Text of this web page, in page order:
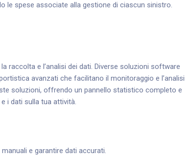
le spese associate alla gestione di ciascun sinistro.
raccolta e l’analisi dei dati. Diverse soluzioni software
avanzati che facilitano il monitoraggio e l’analisi
soluzioni, offrendo un pannello statistico completo e
i dati sulla tua attività.
e garantire dati accurati.